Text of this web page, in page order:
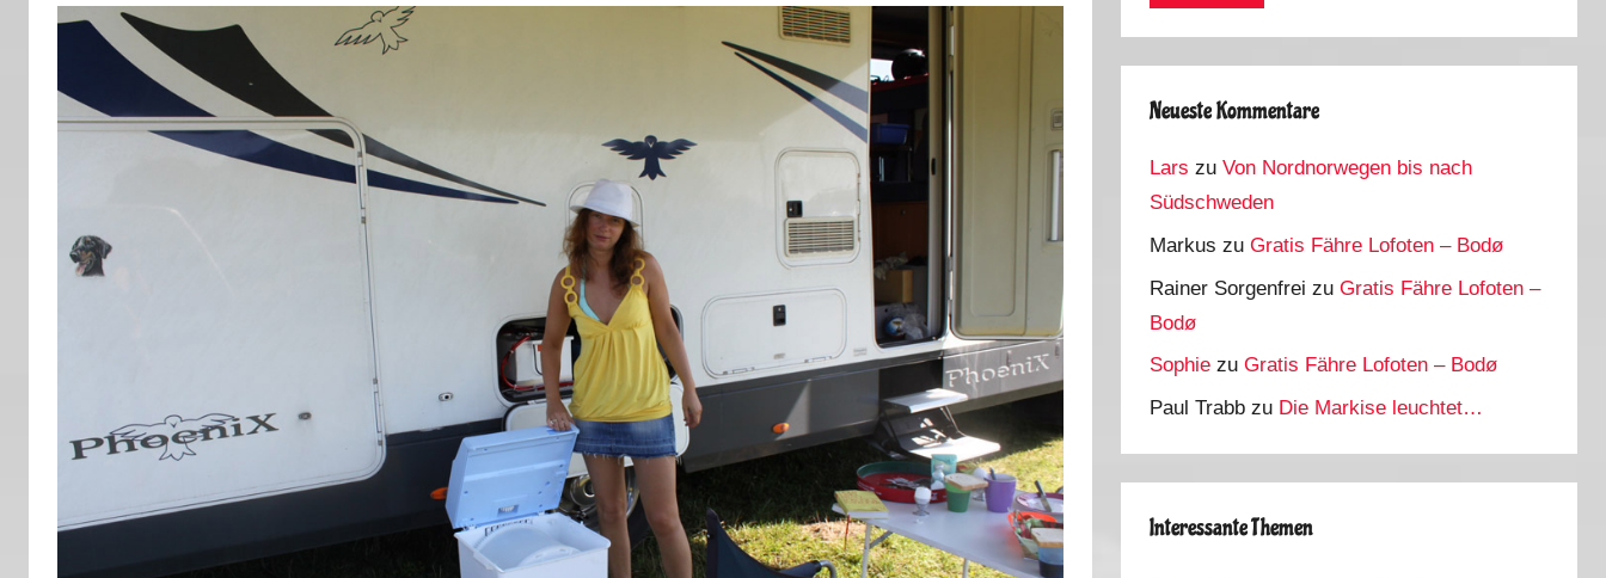
Neueste Kommentare
Lars zuVon Nordnorwegen bis nach
Südschweden
Markus zuGratis Fähre Lofoten – Bodø
Rainer Sorgenfrei zuGratis Fähre Lofoten –
Bodø
Sophie zuGratis Fähre Lofoten – Bodø
Paul Trabb zu Die Markise leuchtet…
Interessante Themen